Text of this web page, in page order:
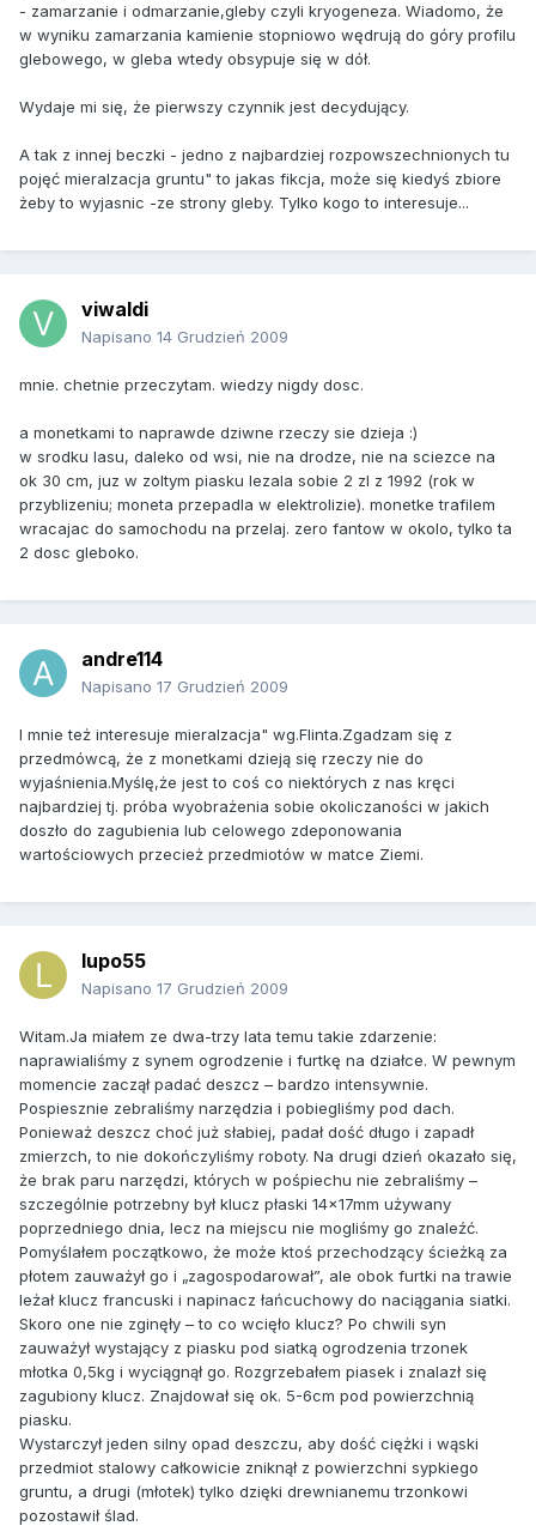
- zamarzanie i odmarzanie,gleby czyli kryogeneza. Wiadomo, że
w wyniku zamarzania kamienie stopniowo wędrują do góry profilu
glebowego, w gleba wtedy obsypuje się w dół.
Wydaje mi się, że pierwszy czynnik jest decydujący.
A tak z innej beczki - jedno z najbardziej rozpowszechnionych tu
pojęć mieralzacja gruntu" to jakas fikcja, może się kiedyś zbiore
żeby to wyjasnic -ze strony gleby. Tylko kogo to interesuje...
viwaldi
Napisano 14 Grudzień 2009
mnie. chetnie przeczytam. wiedzy nigdy dosc.
a monetkami to naprawde dziwne rzeczy sie dzieja :)
w srodku lasu, daleko od wsi, nie na drodze, nie na sciezce na
ok 30 cm, juz w zoltym piasku lezala sobie 2 zl z 1992 (rok w
przyblizeniu; moneta przepadla w elektrolizie). monetke trafilem
wracajac do samochodu na przelaj. zero fantow w okolo, tylko ta
2 dosc gleboko.
andre114
Napisano 17 Grudzień 2009
I mnie też interesuje mieralzacja" wg.Flinta.Zgadzam się z
przedmówcą, że z monetkami dzieją się rzeczy nie do
wyjaśnienia.Myślę,że jest to coś co niektórych z nas kręci
najbardziej tj. próba wyobrażenia sobie okoliczaności w jakich
doszło do zagubienia lub celowego zdeponowania
wartościowych przecież przedmiotów w matce Ziemi.
lupo55
Napisano 17 Grudzień 2009
Witam.Ja miałem ze dwa-trzy lata temu takie zdarzenie:
naprawialiśmy z synem ogrodzenie i furtkę na działce. W pewnym
momencie zaczął padać deszcz – bardzo intensywnie.
Pospiesznie zebraliśmy narzędzia i pobiegliśmy pod dach.
Ponieważ deszcz choć już słabiej, padał dość długo i zapadł
zmierzch, to nie dokończyliśmy roboty. Na drugi dzień okazało się,
że brak paru narzędzi, których w pośpiechu nie zebraliśmy –
szczególnie potrzebny był klucz płaski 14x17mm używany
poprzedniego dnia, lecz na miejscu nie mogliśmy go znaleźć.
Pomyślałem początkowo, że może ktoś przechodzący ścieżką za
płotem zauważył go i „zagospodarował”, ale obok furtki na trawie
leżał klucz francuski i napinacz łańcuchowy do naciągania siatki.
Skoro one nie zginęły – to co wcięło klucz? Po chwili syn
zauważył wystający z piasku pod siatką ogrodzenia trzonek
młotka 0,5kg i wyciągnął go. Rozgrzebałem piasek i znalazł się
zagubiony klucz. Znajdował się ok. 5-6cm pod powierzchnią
piasku.
Wystarczył jeden silny opad deszczu, aby dość ciężki i wąski
przedmiot stalowy całkowicie zniknął z powierzchni sypkiego
gruntu, a drugi (młotek) tylko dzięki drewnianemu trzonkowi
pozostawił ślad.